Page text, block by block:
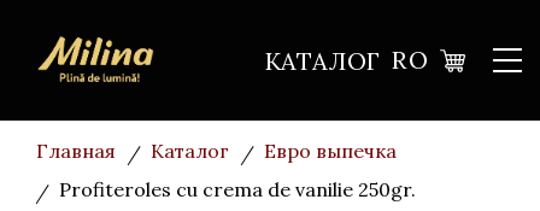
КАТАЛОГ RO
Главная Каталог
Евро выпечка
Profiteroles cu crema de vanilie 250gr.